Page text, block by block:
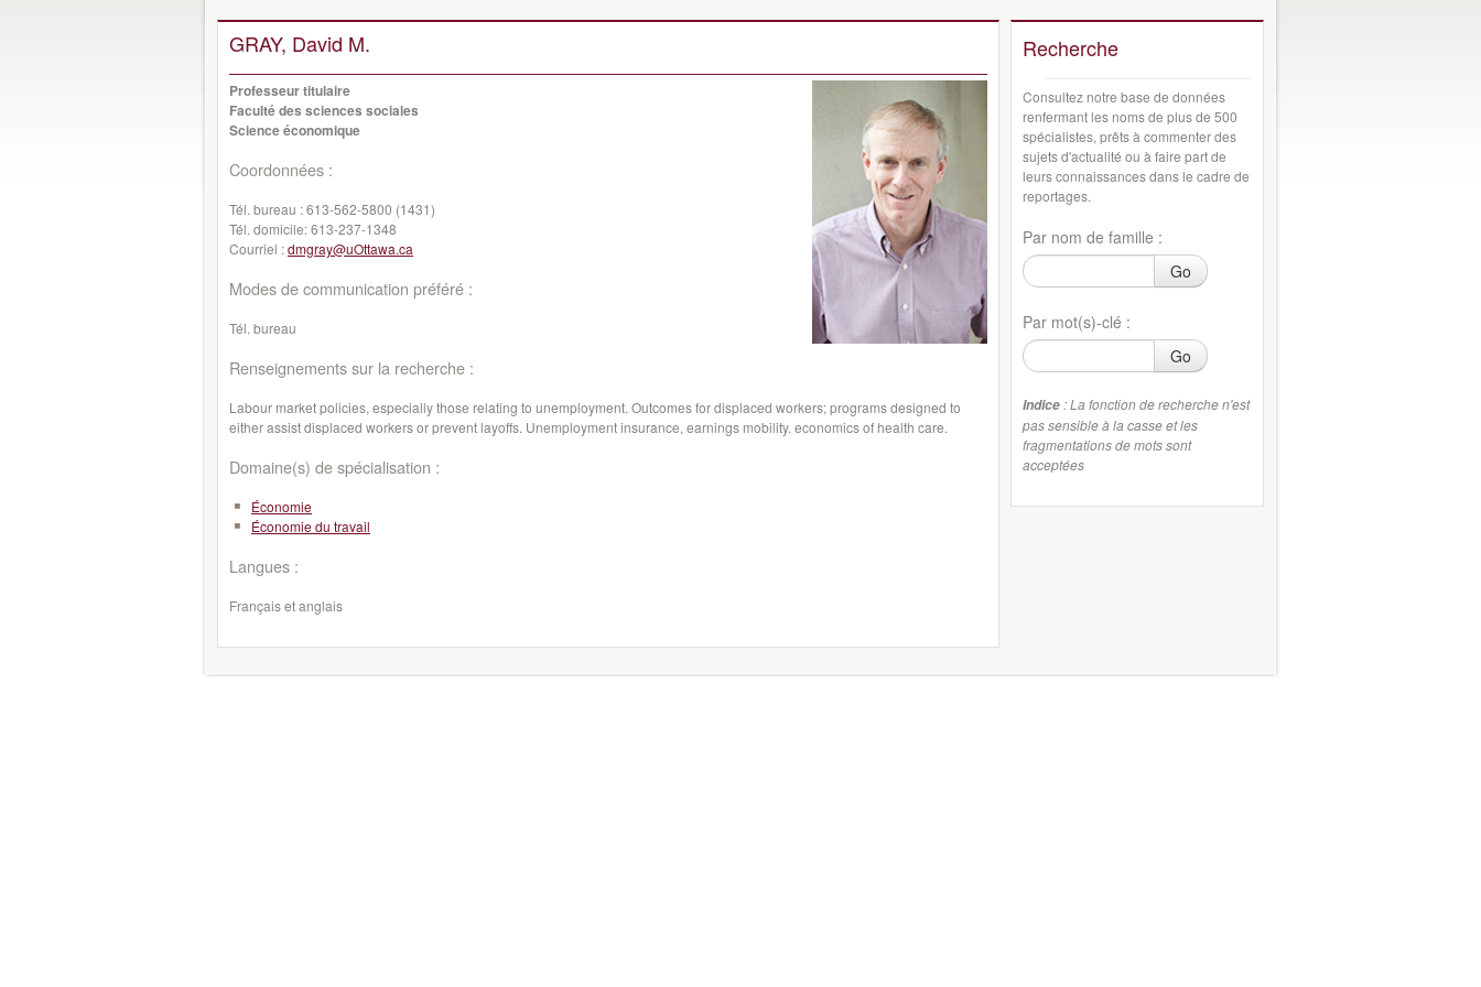
GRAY, David M.
Professeur titulaire
Faculté des sciences sociales
Science économique
Coordonnées :
Tél. bureau :613-562-5800 (1431)
Tél. domicile:613-237-1348
Courriel :dmgray@uOttawa.ca
Modes de communication préféré :
Tél. bureau
Renseignements sur la recherche :
Labour market policies, especially those relating to unemployment. Outcomes for displaced workers; programs designed to
either assist displaced workers or prevent layoffs. Unemployment insurance, earnings mobility. economics of health care.
Domaine(s) de spécialisation :
Économie
Économie du travail
Langues :
Français et anglais
Recherche
Consultez notre base de données
renfermant les noms de plus de 500
spécialistes, prêts à commenter des
sujets d'actualité ou à faire part de
leurs connaissances dans le cadre de
reportages.
Par nom de famille :
Go
Par mot(s)-clé :
Go
Indice : La fonction de recherche n'est
pas sensible à la casse et les
fragmentations de mots sont
acceptées